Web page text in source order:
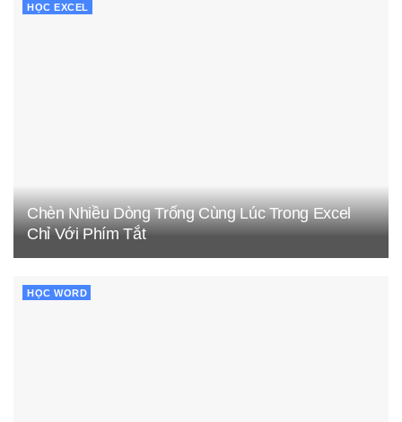
HỌC EXCEL
Chèn Nhiều Dòng Trống Cùng Lúc Trong Excel
Chỉ Với Phím Tắt
HỌC WORD